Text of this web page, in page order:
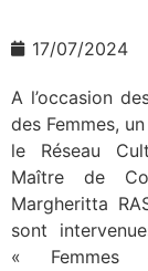
17/07/2024
A l’occasion
des Femmes,
le Réseau
Maître de
Margheritta
sont
« Femmes